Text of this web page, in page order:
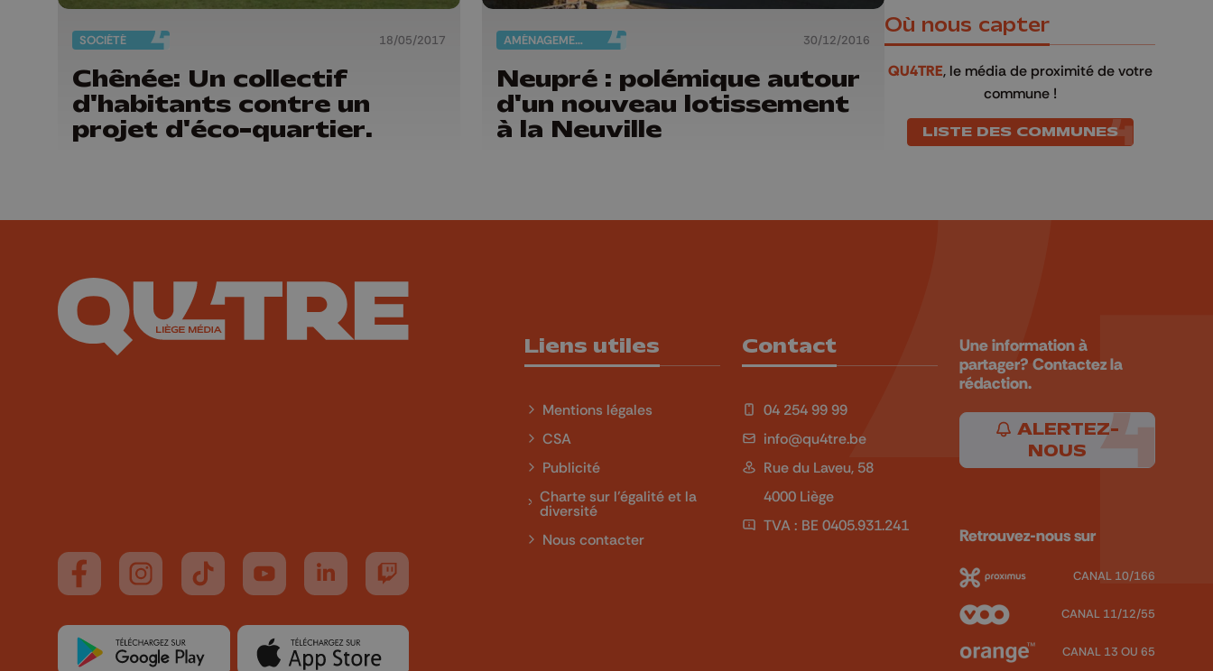
SOCIÉTÉ 18/05/2017
Chênée: Un collectif
d'habitants contre un
projet d'éco-quartier.
AMÉNAGEMENT DU TERRITOIRE 30/12/2016
Neupré : polémique autour
d'un nouveau lotissement
à la Neuville
Où nous capter
QU4TRE, le média de proximité de votre
commune !
LISTE DES COMMUNES
Suivez-nous sur FaceBook
Suivez-nous sur Instagram
Suivez-nous sur TikTok
Suivez-nous sur YouTube
Suivez-nous sur LinkedIn
Suivez-nous sur Twitch
Liens utiles
Mentions légales
CSA
Publicité
Charte sur l'égalité et la
diversité
Nous contacter
Contact
04 254 99 99
info@qu4tre.be
Rue du Laveu, 58
4000 Liège
TVA : BE 0405.931.241
Une information à
partager? Contactez la
rédaction.
ALERTEZ-
NOUS
Retrouvez-nous sur
CANAL 10/166
CANAL 11/12/55
CANAL 13 OU 65